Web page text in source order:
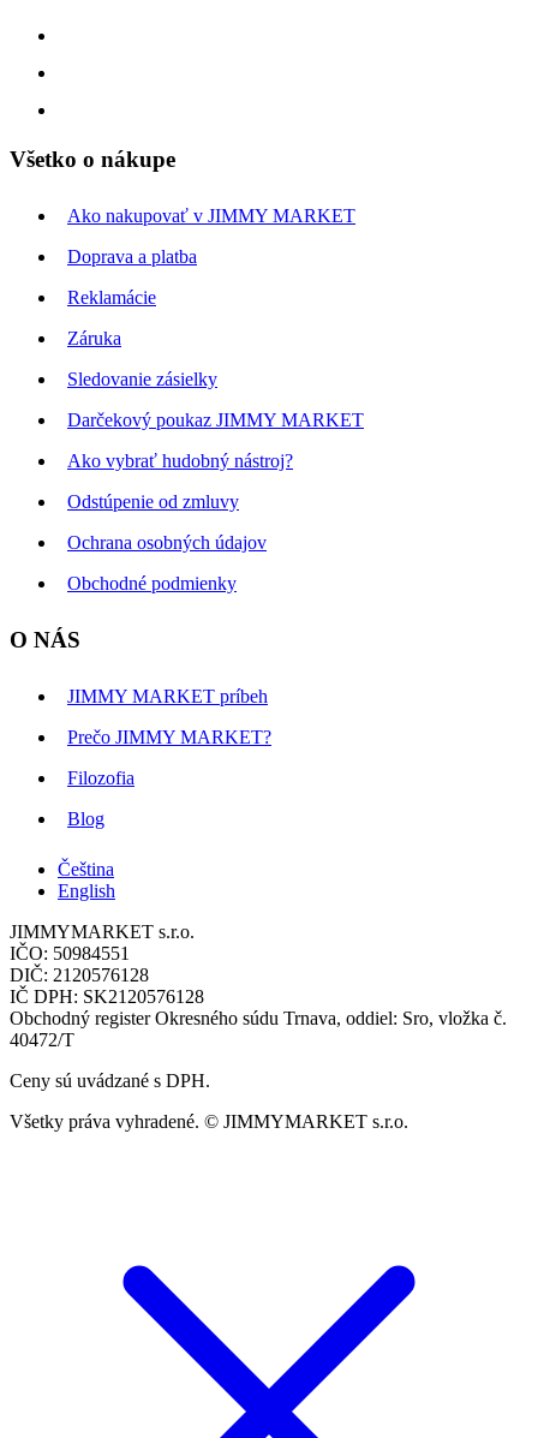
Všetko o nákupe
Ako nakupovať v JIMMY MARKET
Doprava a platba
Reklamácie
Záruka
Sledovanie zásielky
Darčekový poukaz JIMMY MARKET
Ako vybrať hudobný nástroj?
Odstúpenie od zmluvy
Ochrana osobných údajov
Obchodné podmienky
O NÁS
JIMMY MARKET príbeh
Prečo JIMMY MARKET?
Filozofia
Blog
Čeština
English
JIMMYMARKET s.r.o.
IČO: 50984551
DIČ: 2120576128
IČ DPH: SK2120576128
Obchodný register Okresného súdu Trnava, oddiel: Sro, vložka č.
40472/T
Ceny sú uvádzané s DPH.
Všetky práva vyhradené. © JIMMYMARKET s.r.o.